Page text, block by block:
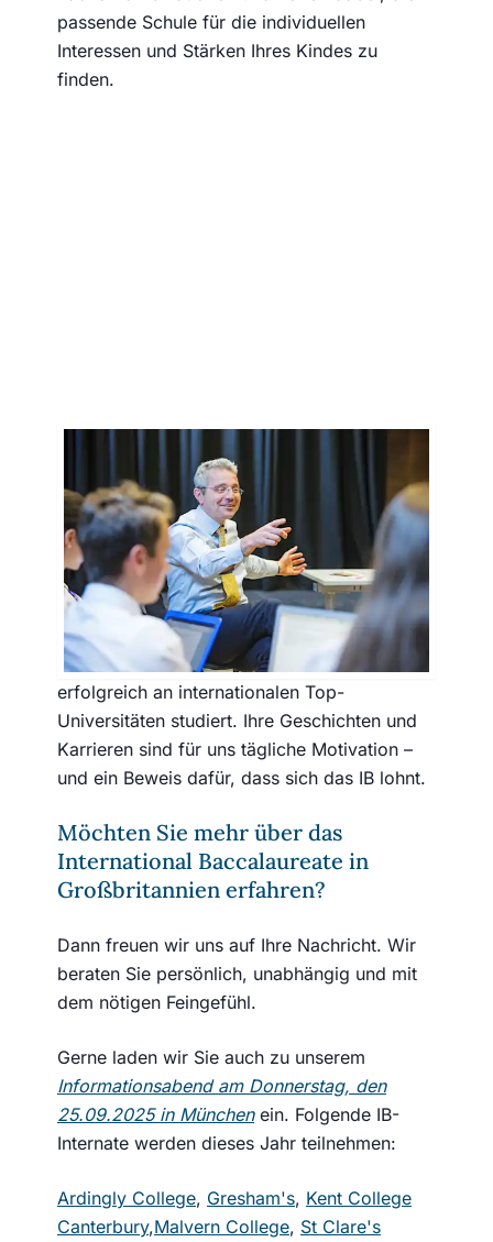
passende Schule für die individuellen
Interessen und Stärken Ihres Kindes zu
finden.
Persönliche Erfolgsgeschichten, die
uns inspirieren
Viele Familien, die wir über Stanford & Ackel
auf ihrem Bildungsweg begleiten durften,
sind uns bis heute verbunden. Ihre Kinder
haben das IB an renommierten britischen
Internaten absolviert und anschließend
erfolgreich an internationalen Top-
Universitäten studiert. Ihre Geschichten und
Karrieren sind für uns tägliche Motivation –
und ein Beweis dafür, dass sich das IB lohnt.
Möchten Sie mehr über das
International Baccalaureate in
Großbritannien erfahren?
Dann freuen wir uns auf Ihre Nachricht. Wir
beraten Sie persönlich, unabhängig und mit
dem nötigen Feingefühl.
Gerne laden wir Sie auch zu unserem
Informationsabend am Donnerstag, den
25.09.2025 in Münchenein. Folgende IB-
Internate werden dieses Jahr teilnehmen:
Ardingly College, Gresham's, Kent College
Canterbury,Malvern College, St Clare's